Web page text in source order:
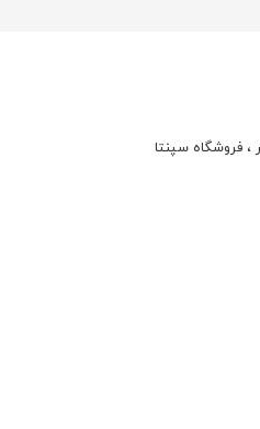
، فروشگاه سپنتا